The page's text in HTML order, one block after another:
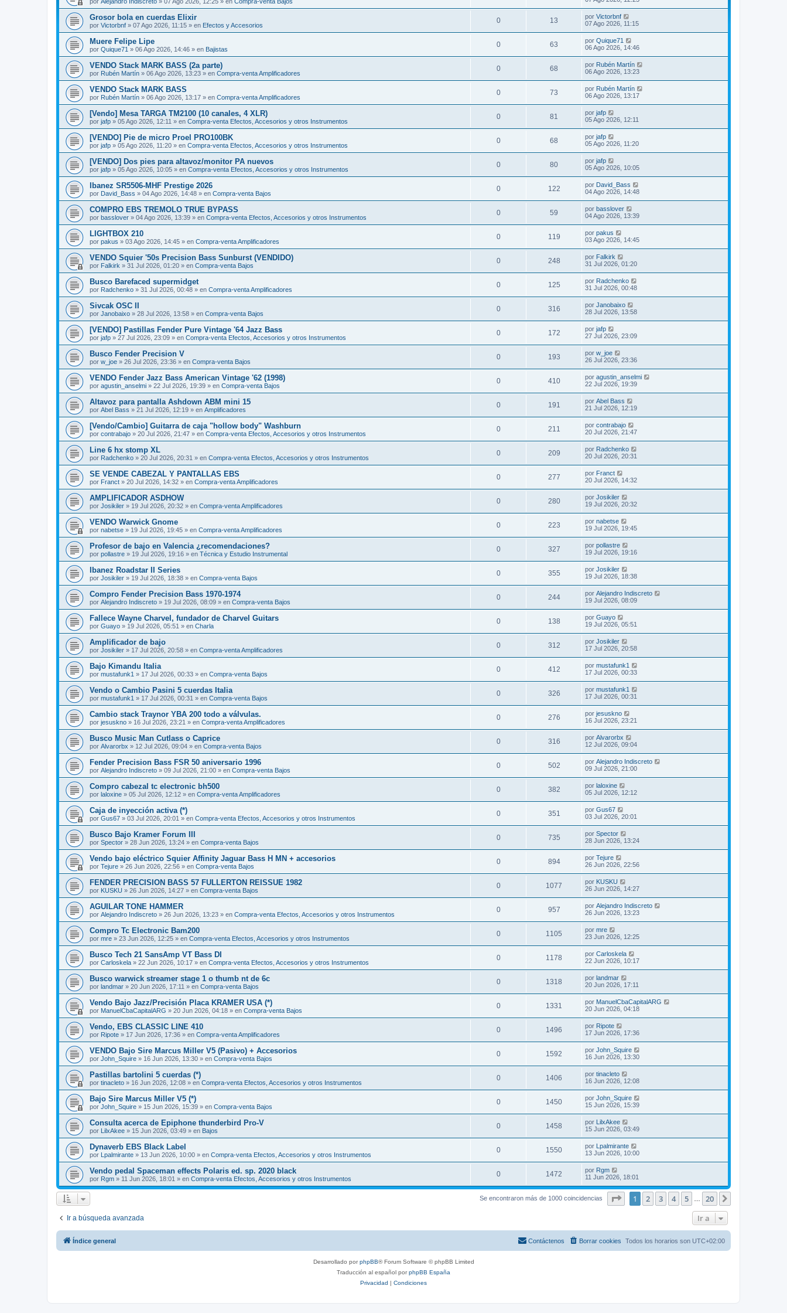
Grosor bola en cuerdas Elixir
por Victorbnf » 07 Ago 2026, 11:15 » en Efectos y Accesorios
0 13 por Victorbnf
07 Ago 2026, 11:15
Muere Felipe Lipe
por Quique71 » 06 Ago 2026, 14:46 » en Bajistas
0 63 por Quique71
06 Ago 2026, 14:46
VENDO Stack MARK BASS (2a parte)
por Rubén Martín » 06 Ago 2026, 13:23 » en Compra-venta Amplificadores
0 68 por Rubén Martín
06 Ago 2026, 13:23
VENDO Stack MARK BASS
por Rubén Martín » 06 Ago 2026, 13:17 » en Compra-venta Amplificadores
0 73 por Rubén Martín
06 Ago 2026, 13:17
[Vendo] Mesa TARGA TM2100 (10 canales, 4 XLR)
por jafp » 05 Ago 2026, 12:11 » en Compra-venta Efectos, Accesorios y otros Instrumentos
0 81 por jafp
05 Ago 2026, 12:11
[VENDO] Pie de micro Proel PRO100BK
por jafp » 05 Ago 2026, 11:20 » en Compra-venta Efectos, Accesorios y otros Instrumentos
0 68 por jafp
05 Ago 2026, 11:20
[VENDO] Dos pies para altavoz/monitor PA nuevos
por jafp » 05 Ago 2026, 10:05 » en Compra-venta Efectos, Accesorios y otros Instrumentos
0 80 por jafp
05 Ago 2026, 10:05
Ibanez SR5506-MHF Prestige 2026
por David_Bass » 04 Ago 2026, 14:48 » en Compra-venta Bajos
0 122 por David_Bass
04 Ago 2026, 14:48
COMPRO EBS TREMOLO TRUE BYPASS
por basslover » 04 Ago 2026, 13:39 » en Compra-venta Efectos, Accesorios y otros Instrumentos
0 59 por basslover
04 Ago 2026, 13:39
LIGHTBOX 210
por pakus » 03 Ago 2026, 14:45 » en Compra-venta Amplificadores
0 119 por pakus
03 Ago 2026, 14:45
VENDO Squier '50s Precision Bass Sunburst (VENDIDO)
por Falkirk » 31 Jul 2026, 01:20 » en Compra-venta Bajos
0 248 por Falkirk
31 Jul 2026, 01:20
Busco Barefaced supermidget
por Radchenko » 31 Jul 2026, 00:48 » en Compra-venta Amplificadores
0 125 por Radchenko
31 Jul 2026, 00:48
Sivcak OSC II
por Janobaixo » 28 Jul 2026, 13:58 » en Compra-venta Bajos
0 316 por Janobaixo
28 Jul 2026, 13:58
[VENDO] Pastillas Fender Pure Vintage '64 Jazz Bass
por jafp » 27 Jul 2026, 23:09 » en Compra-venta Efectos, Accesorios y otros Instrumentos
0 172 por jafp
27 Jul 2026, 23:09
Busco Fender Precision V
por w_joe » 26 Jul 2026, 23:36 » en Compra-venta Bajos
0 193 por w_joe
26 Jul 2026, 23:36
VENDO Fender Jazz Bass American Vintage '62 (1998)
por agustin_anselmi » 22 Jul 2026, 19:39 » en Compra-venta Bajos
0 410 por agustin_anselmi
22 Jul 2026, 19:39
Altavoz para pantalla Ashdown ABM mini 15
por Abel Bass » 21 Jul 2026, 12:19 » en Amplificadores
0 191 por Abel Bass
21 Jul 2026, 12:19
[Vendo/Cambio] Guitarra de caja "hollow body" Washburn
por contrabajo » 20 Jul 2026, 21:47 » en Compra-venta Efectos, Accesorios y otros Instrumentos
0 211 por contrabajo
20 Jul 2026, 21:47
Line 6 hx stomp XL
por Radchenko » 20 Jul 2026, 20:31 » en Compra-venta Efectos, Accesorios y otros Instrumentos
0 209 por Radchenko
20 Jul 2026, 20:31
SE VENDE CABEZAL Y PANTALLAS EBS
por Franct » 20 Jul 2026, 14:32 » en Compra-venta Amplificadores
0 277 por Franct
20 Jul 2026, 14:32
AMPLIFICADOR ASDHOW
por Josikiler » 19 Jul 2026, 20:32 » en Compra-venta Amplificadores
0 280 por Josikiler
19 Jul 2026, 20:32
VENDO Warwick Gnome
por nabetse » 19 Jul 2026, 19:45 » en Compra-venta Amplificadores
0 223 por nabetse
19 Jul 2026, 19:45
Profesor de bajo en Valencia ¿recomendaciones?
por pollastre » 19 Jul 2026, 19:16 » en Técnica y Estudio Instrumental
0 327 por pollastre
19 Jul 2026, 19:16
Ibanez Roadstar II Series
por Josikiler » 19 Jul 2026, 18:38 » en Compra-venta Bajos
0 355 por Josikiler
19 Jul 2026, 18:38
Compro Fender Precision Bass 1970-1974
por Alejandro Indiscreto » 19 Jul 2026, 08:09 » en Compra-venta Bajos
0 244 por Alejandro Indiscreto
19 Jul 2026, 08:09
Fallece Wayne Charvel, fundador de Charvel Guitars
por Guayo » 19 Jul 2026, 05:51 » en Charla
0 138 por Guayo
19 Jul 2026, 05:51
Amplificador de bajo
por Josikiler » 17 Jul 2026, 20:58 » en Compra-venta Amplificadores
0 312 por Josikiler
17 Jul 2026, 20:58
Bajo Kimandu Italia
por mustafunk1 » 17 Jul 2026, 00:33 » en Compra-venta Bajos
0 412 por mustafunk1
17 Jul 2026, 00:33
Vendo o Cambio Pasini 5 cuerdas Italia
por mustafunk1 » 17 Jul 2026, 00:31 » en Compra-venta Bajos
0 326 por mustafunk1
17 Jul 2026, 00:31
Cambio stack Traynor YBA 200 todo a válvulas.
por jesuskno » 16 Jul 2026, 23:21 » en Compra-venta Amplificadores
0 276 por jesuskno
16 Jul 2026, 23:21
Busco Music Man Cutlass o Caprice
por Alvarorbx » 12 Jul 2026, 09:04 » en Compra-venta Bajos
0 316 por Alvarorbx
12 Jul 2026, 09:04
Fender Precision Bass FSR 50 aniversario 1996
por Alejandro Indiscreto » 09 Jul 2026, 21:00 » en Compra-venta Bajos
0 502 por Alejandro Indiscreto
09 Jul 2026, 21:00
Compro cabezal tc electronic bh500
por laloxine » 05 Jul 2026, 12:12 » en Compra-venta Amplificadores
0 382 por laloxine
05 Jul 2026, 12:12
Caja de inyección activa (*)
por Gus67 » 03 Jul 2026, 20:01 » en Compra-venta Efectos, Accesorios y otros Instrumentos
0 351 por Gus67
03 Jul 2026, 20:01
Busco Bajo Kramer Forum III
por Spector » 28 Jun 2026, 13:24 » en Compra-venta Bajos
0 735 por Spector
28 Jun 2026, 13:24
Vendo bajo eléctrico Squier Affinity Jaguar Bass H MN + accesorios
por Tejure » 26 Jun 2026, 22:56 » en Compra-venta Bajos
0 894 por Tejure
26 Jun 2026, 22:56
FENDER PRECISION BASS 57 FULLERTON REISSUE 1982
por KUSKU » 26 Jun 2026, 14:27 » en Compra-venta Bajos
0 1077 por KUSKU
26 Jun 2026, 14:27
AGUILAR TONE HAMMER
por Alejandro Indiscreto » 26 Jun 2026, 13:23 » en Compra-venta Efectos, Accesorios y otros Instrumentos
0 957 por Alejandro Indiscreto
26 Jun 2026, 13:23
Compro Tc Electronic Bam200
por mre » 23 Jun 2026, 12:25 » en Compra-venta Efectos, Accesorios y otros Instrumentos
0 1105 por mre
23 Jun 2026, 12:25
Busco Tech 21 SansAmp VT Bass DI
por Carloskela » 22 Jun 2026, 10:17 » en Compra-venta Efectos, Accesorios y otros Instrumentos
0 1178 por Carloskela
22 Jun 2026, 10:17
Busco warwick streamer stage 1 o thumb nt de 6c
por landmar » 20 Jun 2026, 17:11 » en Compra-venta Bajos
0 1318 por landmar
20 Jun 2026, 17:11
Vendo Bajo Jazz/Precisión Placa KRAMER USA (*)
por ManuelCbaCapitalARG » 20 Jun 2026, 04:18 » en Compra-venta Bajos
0 1331 por ManuelCbaCapitalARG
20 Jun 2026, 04:18
Vendo, EBS CLASSIC LINE 410
por Ripote » 17 Jun 2026, 17:36 » en Compra-venta Amplificadores
0 1496 por Ripote
17 Jun 2026, 17:36
VENDO Bajo Sire Marcus Miller V5 (Pasivo) + Accesorios
por John_Squire » 16 Jun 2026, 13:30 » en Compra-venta Bajos
0 1592 por John_Squire
16 Jun 2026, 13:30
Pastillas bartolini 5 cuerdas (*)
por tinacleto » 16 Jun 2026, 12:08 » en Compra-venta Efectos, Accesorios y otros Instrumentos
0 1406 por tinacleto
16 Jun 2026, 12:08
Bajo Sire Marcus Miller V5 (*)
por John_Squire » 15 Jun 2026, 15:39 » en Compra-venta Bajos
0 1450 por John_Squire
15 Jun 2026, 15:39
Consulta acerca de Epiphone thunderbird Pro-V
por LilxAkee » 15 Jun 2026, 03:49 » en Bajos
0 1458 por LilxAkee
15 Jun 2026, 03:49
Dynaverb EBS Black Label
por Lpalmirante » 13 Jun 2026, 10:00 » en Compra-venta Efectos, Accesorios y otros Instrumentos
0 1550 por Lpalmirante
13 Jun 2026, 10:00
Vendo pedal Spaceman effects Polaris ed. sp. 2020 black
por Rgm » 11 Jun 2026, 18:01 » en Compra-venta Efectos, Accesorios y otros Instrumentos
0 1472 por Rgm
11 Jun 2026, 18:01
Se encontraron más de 1000 coincidencias Página1 de 20
1 2 3 4 5 20
Ir a búsqueda avanzada Ir a
Índice general Todos los horarios son UTC+02:00
Borrar cookies
Contáctenos
Desarrollado porphpBB® Forum Software © phpBB Limited
Traducción al español porphpBB España
Privacidad | Condiciones